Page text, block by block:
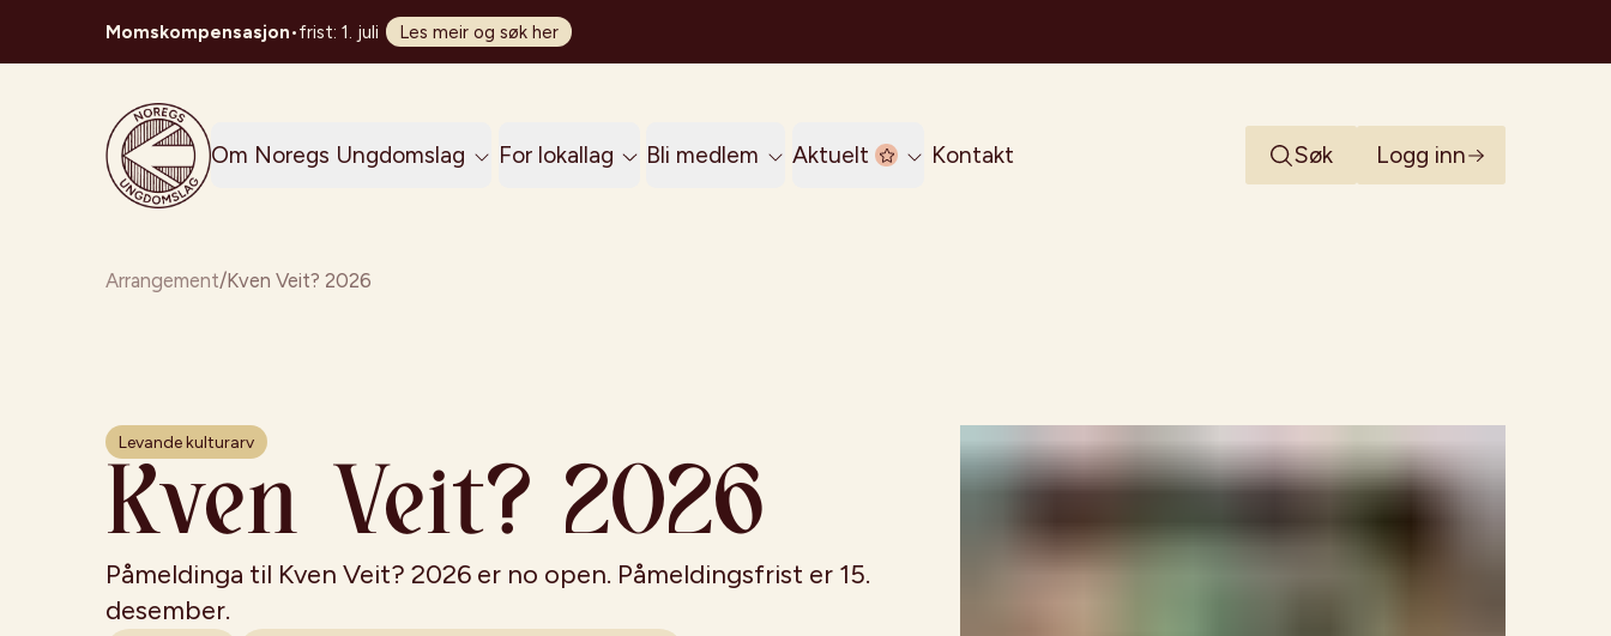
Momskompensasjon•frist: 1. juli Les meir og søk her
Noregs Ungdomslag
Om Noregs Ungdomslag For lokallag Bli medlem Aktuelt Kontakt Søk Logg inn
Arrangement/Kven Veit? 2026
Levande kulturarv
Kven Veit? 2026
Påmeldinga til Kven Veit? 2026 er no open. Påmeldingsfrist er 15.
desember.